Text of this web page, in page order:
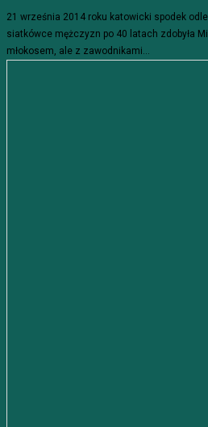
21 września 2014 roku katowicki spodek
siatkówce mężczyzn po 40 latach zdobyła
młokosem, ale z zawodnikami...